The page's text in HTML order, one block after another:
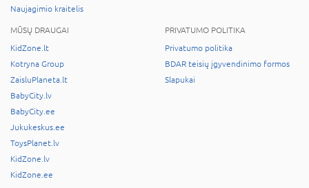
Naujagimio kraitelis
MŪSŲ DRAUGAI
KidZone.lt
Kotryna Group
ZaisluPlaneta.lt
BabyCity.lv
BabyCity.ee
Jukukeskus.ee
ToysPlanet.lv
KidZone.lv
KidZone.ee
PRIVATUMO POLITIKA
Privatumo politika
BDAR teisių įgyvendinimo formos
Slapukai